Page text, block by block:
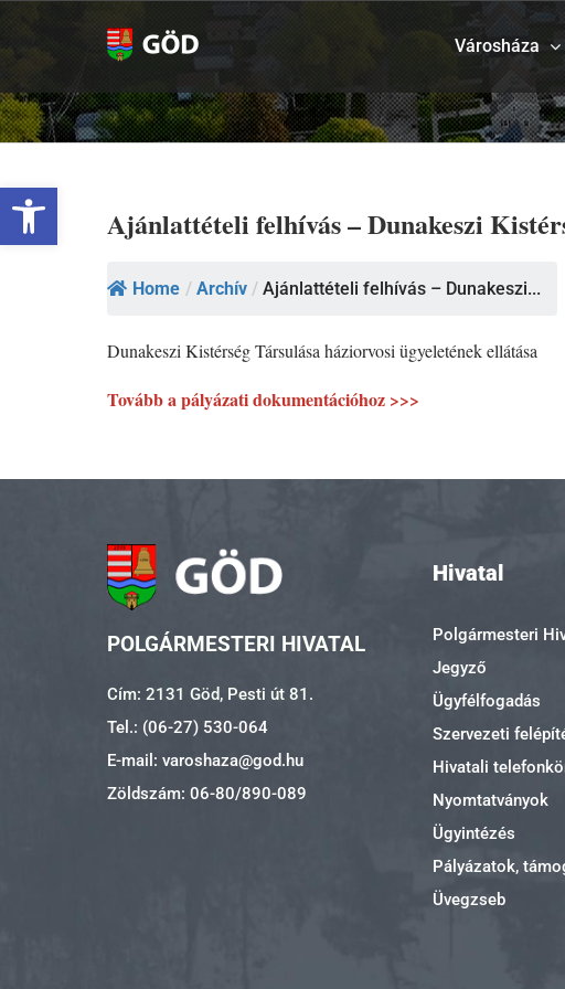
Eszköztár megnyitása
Városháza
Ajánlattételi felhívás – Dunakeszi
Home / Archív / Ajánlattételi felhívás – Dunakeszi...
Dunakeszi Kistérség Társulása háziorvosi ügyeletének ellátása
Tovább a pályázati dokumentációhoz >>>
POLGÁRMESTERI HIVATAL
Cím: 2131 Göd, Pesti út 81.
Tel.: (06-27) 530-064
E-mail: varoshaza@god.hu
Zöldszám: 06-80/890-089
Hivatal
Polgármesteri
Jegyző
Ügyfélfogadás
Szervezeti
Hivatali
Nyomtatványok
Ügyintézés
Pályázatok,
Üvegzseb